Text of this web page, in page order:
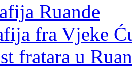
Ruande
fra Vjeke
fratara u